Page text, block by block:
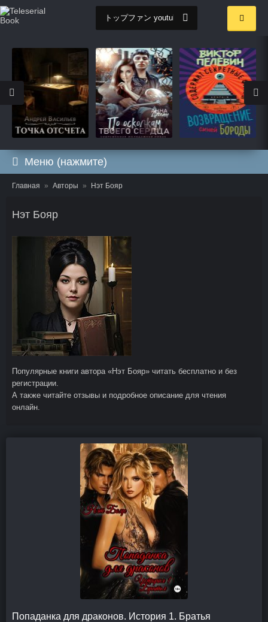
Меню (нажмите)
Главная Авторы Нэт Бояр
Нэт Бояр
Популярные книги автора «Нэт Бояр» читать бесплатно и без
регистрации.
А также читайте отзывы и подробное описание для чтения
онлайн.
Попаданка для драконов. История 1. Братья